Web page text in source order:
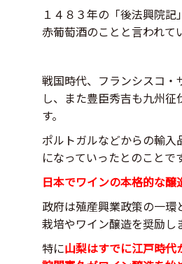
１４８３年の「後法興院
赤葡萄酒のことと言われて
戦国時代、フランシスコ
し、また豊臣秀吉も九州
す。
ポルトガルなどからの輸
になっていったとのことで
日本でワインの本格的な
政府は殖産興業政策の一
栽培やワイン醸造を奨励し
特に山梨はすでに江戸時